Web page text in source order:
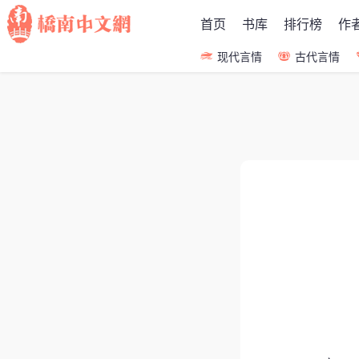
首页 书库 排行榜 作
现代言情 古代言情